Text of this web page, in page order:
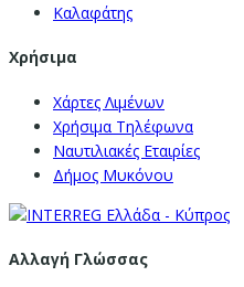
Καλαφάτης
Χρήσιμα
Χάρτες Λιμένων
Χρήσιμα Τηλέφωνα
Ναυτιλιακές Εταιρίες
Δήμος Μυκόνου
Αλλαγή Γλώσσας